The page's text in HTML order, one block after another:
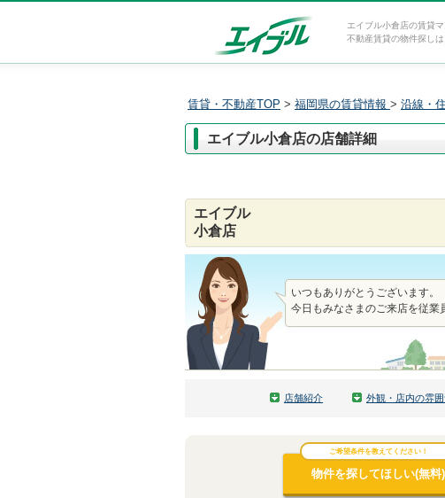
エイブル小倉店の賃貸
不動産賃貸の物件探し
賃貸・不動産TOP > 福岡県の賃貸情報 > 沿線・
エイブル小倉店の店舗詳細
エイブル
小倉店
いつもありがとうございます。
今日もみなさまのご来店を従業
店舗紹介 外観・店内の雰
物件を探してほしい(無料)
ご希望条件を教えてください！